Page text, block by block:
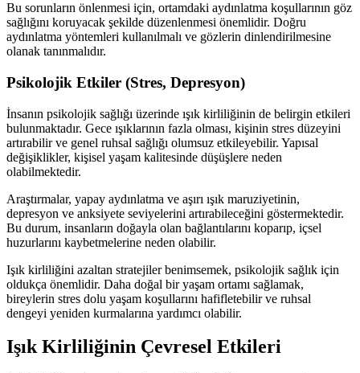
Bu sorunların önlenmesi için, ortamdaki aydınlatma koşullarının göz
sağlığını koruyacak şekilde düzenlenmesi önemlidir. Doğru
aydınlatma yöntemleri kullanılmalı ve gözlerin dinlendirilmesine
olanak tanınmalıdır.
Psikolojik Etkiler (Stres, Depresyon)
İnsanın psikolojik sağlığı üzerinde ışık kirliliğinin de belirgin etkileri
bulunmaktadır. Gece ışıklarının fazla olması, kişinin stres düzeyini
artırabilir ve genel ruhsal sağlığı olumsuz etkileyebilir. Yapısal
değişiklikler, kişisel yaşam kalitesinde düşüşlere neden
olabilmektedir.
Araştırmalar, yapay aydınlatma ve aşırı ışık maruziyetinin,
depresyon ve anksiyete seviyelerini artırabileceğini göstermektedir.
Bu durum, insanların doğayla olan bağlantılarını koparıp, içsel
huzurlarını kaybetmelerine neden olabilir.
Işık kirliliğini azaltan stratejiler benimsemek, psikolojik sağlık için
oldukça önemlidir. Daha doğal bir yaşam ortamı sağlamak,
bireylerin stres dolu yaşam koşullarını hafifletebilir ve ruhsal
dengeyi yeniden kurmalarına yardımcı olabilir.
Işık Kirliliğinin Çevresel Etkileri